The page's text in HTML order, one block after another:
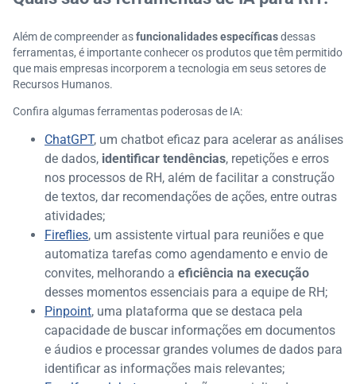
Além de compreender asfuncionalidades específicasdessas
ferramentas, é importante conhecer os produtos que têm permitido
que mais empresas incorporem a tecnologia em seus setores de
Recursos Humanos.
Confira algumas ferramentas poderosas de IA:
ChatGPT, um chatbot eficaz para acelerar as análises
de dados, identificar tendências, repetições e erros
nos processos de RH, além de facilitar a construção
de textos, dar recomendações de ações, entre outras
atividades;
Fireflies, um assistente virtual para reuniões e que
automatiza tarefas como agendamento e envio de
convites, melhorando a eficiência na execução
desses momentos essenciais para a equipe de RH;
Pinpoint, uma plataforma que se destaca pela
capacidade de buscar informações em documentos
e áudios e processar grandes volumes de dados para
identificar as informações mais relevantes;